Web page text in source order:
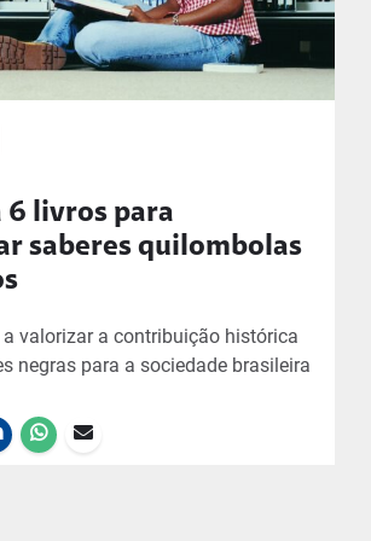
6 livros para
saberes quilombolas
valorizar a contribuição histórica
negras para a sociedade brasileira